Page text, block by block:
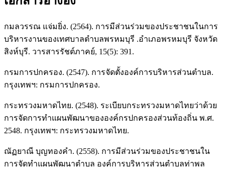
กมลวรรณ แจ่มยิ่ง. (2564). การมีส่วนร่วมของประชาชนในการ
บริหารงานของเทศบาลตำบลพรหมบุรี .อำเภอพรหมบุรี จังหวัด
สิงห์บุรี. วารสารรัชต์ภาคย์, 15(5): 391.
กรมการปกครอง. (2547). การจัดตั้งองค์การบริหารส่วนตำบล.
กรุงเทพฯ: กรมการปกครอง.
กระทรวงมหาดไทย. (2548). ระเบียบกระทรวงมหาดไทยว่าด้วย
การจัดการทำแผนพัฒนาขององค์กรปกครองส่วนท้องถิ่น พ.ศ.
2548. กรุงเทพฯ: กระทรวงมหาดไทย.
ณัฏยาณี บุญทองคำ. (2558). การมีส่วนร่วมของประชาชนใน
การจัดทำแผนพัฒนาตำบล องค์การบริหารส่วนตำบลท่าพล